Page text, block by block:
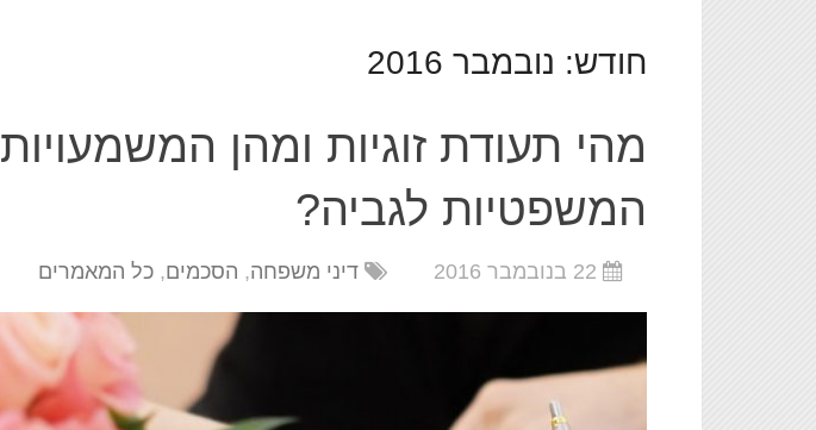
חודש: נובמבר 2016
מהי תעודת זוגיות ומהן המשמעויות
המשפטיות לגביה?
22 בנובמבר 2016 דיני משפחה, הסכמים, כל המאמרים